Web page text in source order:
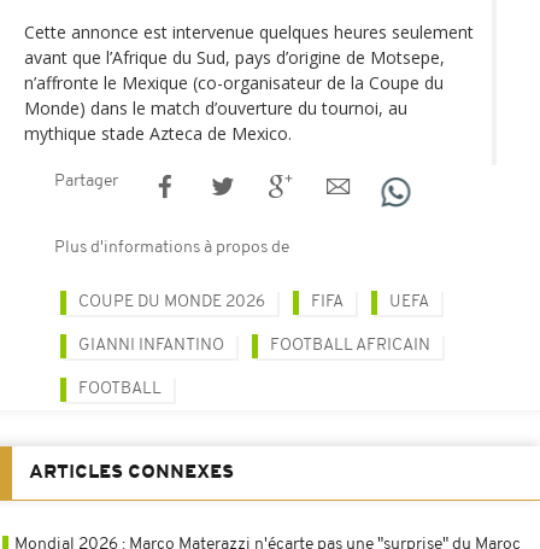
Cette annonce est intervenue quelques heures seulement
avant que l’Afrique du Sud, pays d’origine de Motsepe,
n’affronte le Mexique (co-organisateur de la Coupe du
Monde) dans le match d’ouverture du tournoi, au
mythique stade Azteca de Mexico.
Partager
Plus d'informations à propos de
COUPE DU MONDE 2026 FIFA UEFA
GIANNI INFANTINO FOOTBALL AFRICAIN
FOOTBALL
ARTICLES CONNEXES
Mondial 2026 : Marco Materazzi n'écarte pas une "surprise" du Maroc